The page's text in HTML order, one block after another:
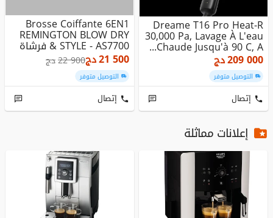
Dreame T16 Pro Heat-R
30,000 Pa, Lavage À L'eau
Chaude Jusqu'à 90 C, A...
209 000دج
التوصيل متوفر
إتصال
Brosse Coiffante 6EN1
REMINGTON BLOW DRY
& STYLE - AS7700 فرشاة
تصفيف
21 500دج22 900دج
التوصيل متوفر
إتصال
إعلانات مماثلة